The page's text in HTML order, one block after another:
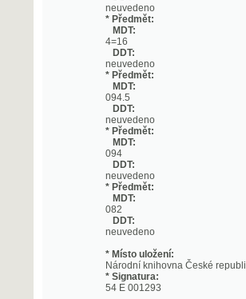
neuvedeno
* Předmět:
MDT:
094.5
DDT:
neuvedeno
* Předmět:
MDT:
DDT:
neuvedeno
* Předmět:
MDT:
DDT:
neuvedeno
* Místo uložení:
Národní knihovna České republiky
* Signatura:
54 E 001293
* URI:
[I] (titulní strana) [II]